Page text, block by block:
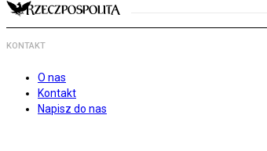
KONTAKT
O nas
Kontakt
Napisz do nas